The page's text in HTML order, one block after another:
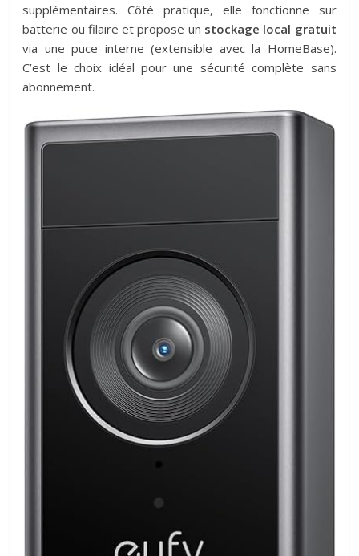
supplémentaires. Côté pratique, elle fonctionne sur
batterie ou filaire et propose un stockage local gratuit
via une puce interne (extensible avec la HomeBase).
C’est le choix idéal pour une sécurité complète sans
abonnement.